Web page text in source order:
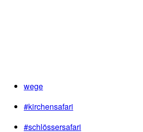
wege
#kirchensafari
#schlössersafari